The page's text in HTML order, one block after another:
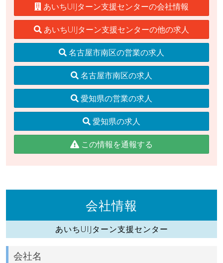
あいちUIJターン支援センターの会社情報
あいちUIJターン支援センターの他の求人
名古屋市南区の営業の求人
名古屋市南区の求人
愛知県の営業の求人
愛知県の求人
この情報を通報する
会社情報
あいちUIJターン支援センター
会社名